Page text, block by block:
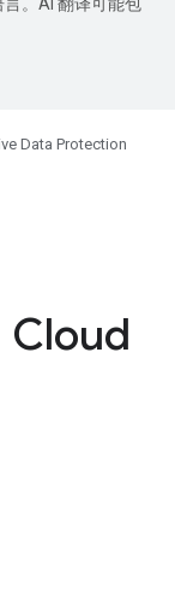
Data Protection
Cloud